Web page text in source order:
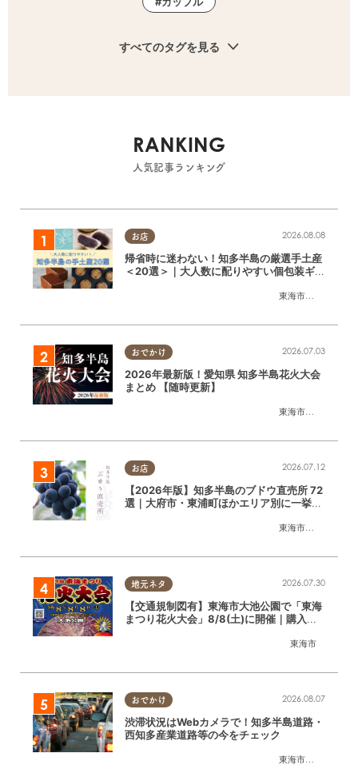
すべてのタグを見る
RANKING
人気記事ランキング
お店
東海市
,大府市
2026.08.08
帰省時に迷わない！知多半島の厳選手土産
＜20選＞｜大人数に配りやすい個包装ギフ
おでかけ
東海市
,大府市
2026.07.03
2026年最新版！愛知県 知多半島花火大会
まとめ 【随時更新】
お店
東海市
,大府市
2026.07.12
【2026年版】知多半島のブドウ直売所 72
選｜大府市・東浦町ほかエリア別に一挙紹
地元ネタ
東海市
2026.07.30
【交通規制図有】東海市大池公園で「東海
まつり花火大会」8/8(土)に開催｜購入方
おでかけ
東海市
,大府市
2026.08.07
渋滞状況はWebカメラで！知多半島道路・
西知多産業道路等の今をチェック